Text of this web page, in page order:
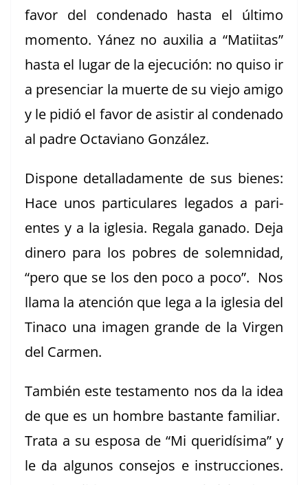
favor del con­de­na­do has­ta el últi­mo
momen­to. Yánez no aux­il­ia a “Mati­itas”
has­ta el lugar de la eje­cu­ción: no quiso ir
a pres­en­ciar la muerte de su viejo ami­go
y le pidió el favor de asi­s­tir al con­de­na­do
al padre Octa­viano González.
Dispone detal­lada­mente de sus bienes:
Hace unos par­tic­u­lares lega­dos a pari­
entes y a la igle­sia. Regala gana­do. Deja
dinero para los pobres de solem­nidad,
“pero que se los den poco a poco”. Nos
lla­ma la aten­ción que lega a la igle­sia del
Tina­co una ima­gen grande de la Vir­gen
del Carmen.
Tam­bién este tes­ta­men­to nos da la idea
de que es un hom­bre bas­tante famil­iar.
Tra­ta a su esposa de “Mi queridísi­ma” y
le da algunos con­se­jos e instruc­ciones.